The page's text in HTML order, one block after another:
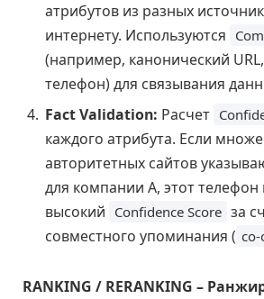
атрибутов из разных
интернету. Используются
(например, канонический
телефон) для связывания
Fact Validation: Расчет
каждого атрибута. Если
авторитетных сайтов
для компании А, этот телефон
высокий Confidence Score за
совместного упоминания ( co-
RANKING / RERANKING –